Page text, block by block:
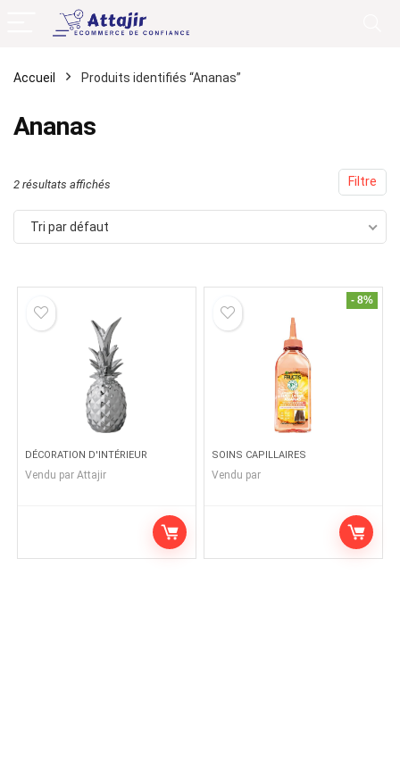
Accueil Produits identifiés “Ananas”
Ananas
Filtre
2 résultats affichés
Tri par défaut
DÉCORATION D'INTÉRIEUR
Vendu par Attajir
- 8%
SOINS CAPILLAIRES
Vendu par